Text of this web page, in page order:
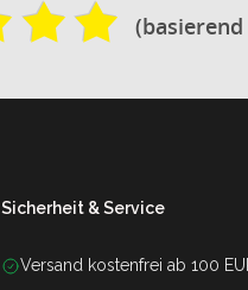
Sicherheit & Service
Versand kostenfrei ab 100